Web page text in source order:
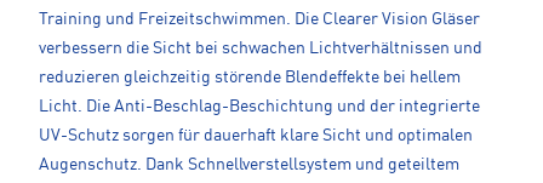
Training und Freizeitschwimmen. Die Clearer Vision Gläser
verbessern die Sicht bei schwachen Lichtverhältnissen und
reduzieren gleichzeitig störende Blendeffekte bei hellem
Licht. Die Anti-Beschlag-Beschichtung und der integrierte
UV-Schutz sorgen für dauerhaft klare Sicht und optimalen
Augenschutz. Dank Schnellverstellsystem und geteiltem